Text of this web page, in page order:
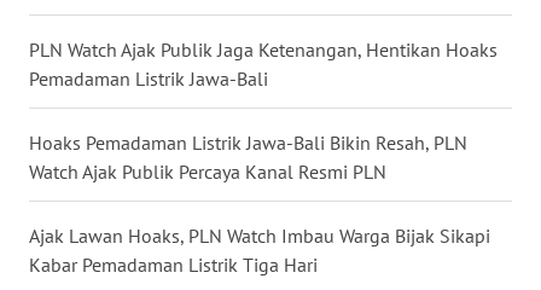
PLN Watch Ajak Publik Jaga Ketenangan, Hentikan Hoaks
Pemadaman Listrik Jawa-Bali
Hoaks Pemadaman Listrik Jawa-Bali Bikin Resah, PLN
Watch Ajak Publik Percaya Kanal Resmi PLN
Ajak Lawan Hoaks, PLN Watch Imbau Warga Bijak Sikapi
Kabar Pemadaman Listrik Tiga Hari
WN
WN
DANAU